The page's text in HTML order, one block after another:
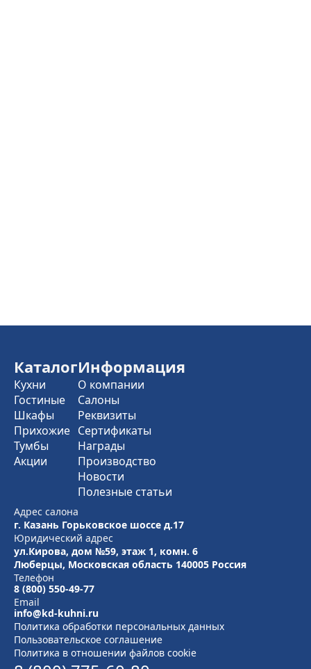
Каталог
Кухни
Гостиные
Шкафы
Прихожие
Тумбы
Акции
Информация
О компании
Салоны
Реквизиты
Сертификаты
Награды
Производство
Новости
Полезные статьи
Адрес салона
г. Казань Горьковское шоссе д.17
Юридический адрес
ул.Кирова, дом №59, этаж 1, комн. 6
Люберцы, Московская область 140005 Россия
Телефон
8 (800) 550-49-77
Email
info@kd-kuhni.ru
Политика обработки персональных данных
Пользовательское соглашение
Политика в отношении файлов cookie